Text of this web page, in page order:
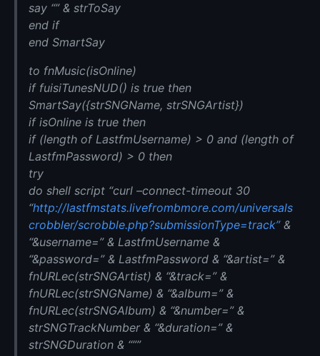
say “” & strToSay
end if
end SmartSay
to fnMusic(isOnline)
if fuisiTunesNUD() is true then
SmartSay({strSNGName, strSNGArtist})
if isOnline is true then
if (length of LastfmUsername) > 0 and (length of
LastfmPassword) > 0 then
try
do shell script “curl –connect-timeout 30
“http://lastfmstats.livefrombmore.com/universals
crobbler/scrobble.php?submissionType=track” &
“&username=” & LastfmUsername &
“&password=” & LastfmPassword & “&artist=” &
fnURLec(strSNGArtist) & “&track=” &
fnURLec(strSNGName) & “&album=” &
fnURLec(strSNGAlbum) & “&number=” &
strSNGTrackNumber & “&duration=” &
strSNGDuration & “””